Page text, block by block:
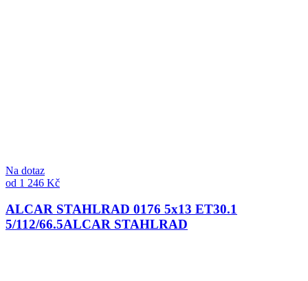
Na dotaz
od 1 246 Kč
ALCAR STAHLRAD 0176 5x13 ET30.1
5/112/66.5ALCAR STAHLRAD